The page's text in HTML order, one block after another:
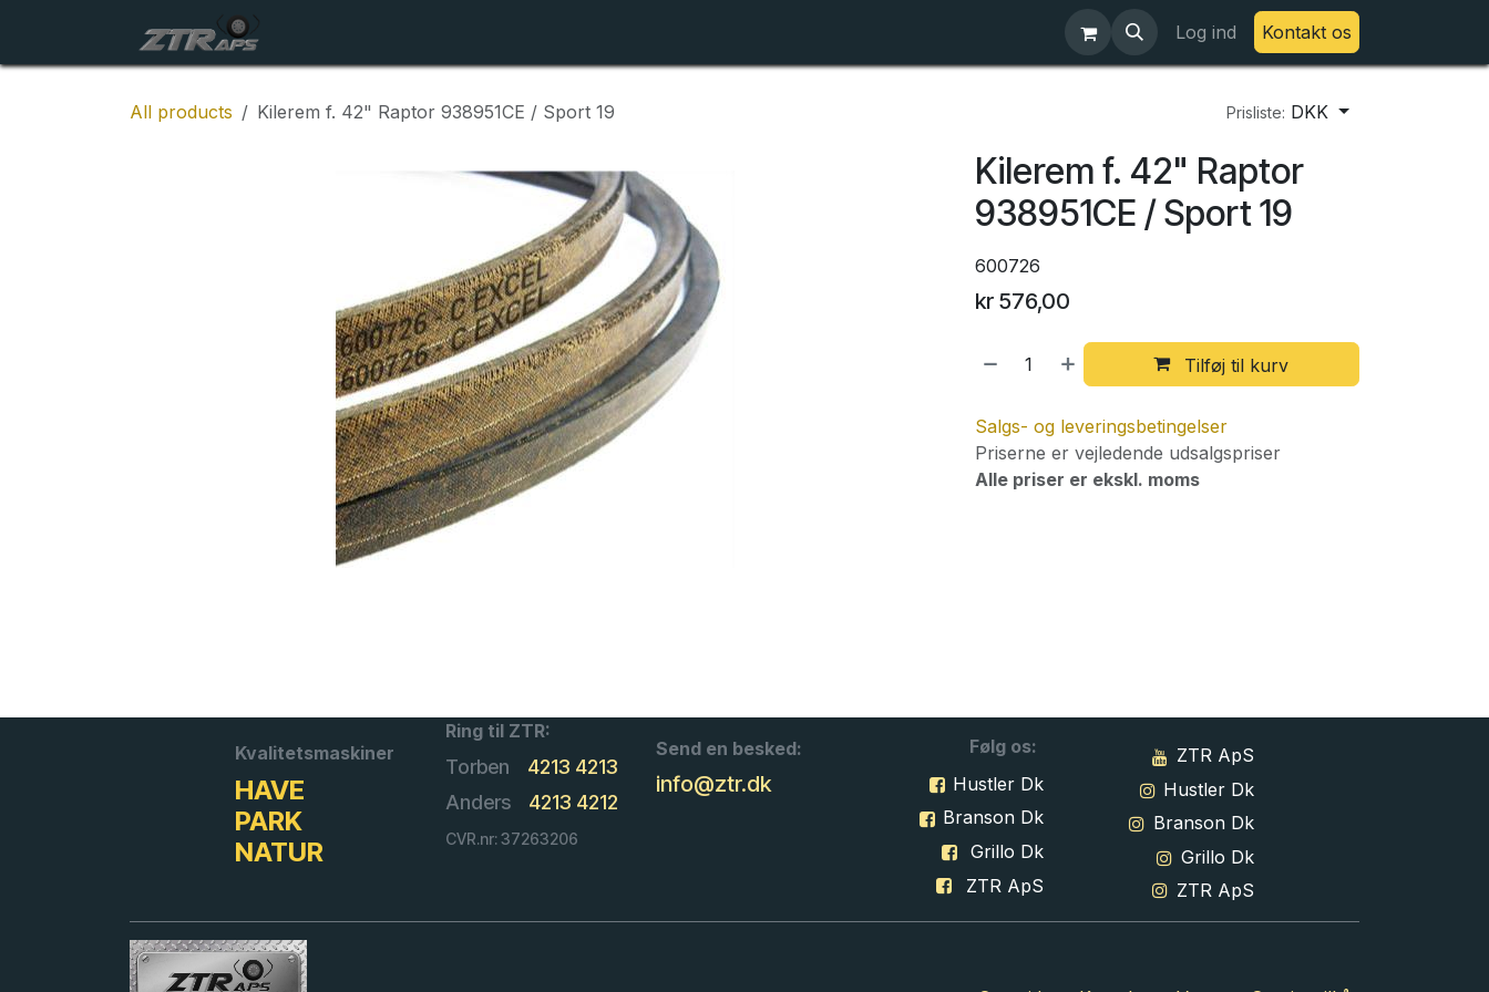
Log ind Kontakt os
All products Kilerem f. 42" Raptor 938951CE / Sport 19 Prisliste: DKK
Kilerem f. 42" Raptor
938951CE / Sport 19
600726
kr 576,00
Tilføj til kurv
Salgs- og leveringsbetingelser
Priserne er vejledende udsalgspriser
Alle priser er ekskl. moms
Kvalitetsmaskiner
HAVE
PARK
NATUR
Ring til ZTR:
Torben
4213 4213
Anders
4213 4212
CVR.nr: 37263206
Send en besked:
info@ztr.dk
Følg os:
Hustler Dk
Branson Dk
Grillo Dk
ZTR ApS
ZTR ApS
Hustler Dk
Branson Dk
Grillo Dk
ZTR ApS